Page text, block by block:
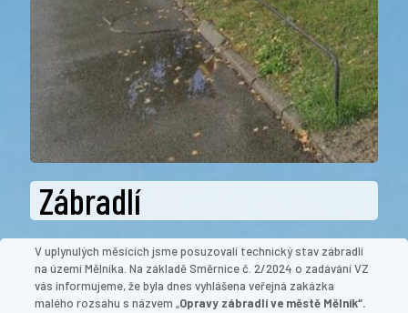
Zábradlí
V uplynulých měsících jsme posuzovali technický stav zábradlí
na území Mělníka. Na základě Směrnice č. 2/2024 o zadávání VZ
vás informujeme, že byla dnes vyhlášena veřejná zakázka
malého rozsahu s názvem „Opravy zábradlí ve městě Mělník“.